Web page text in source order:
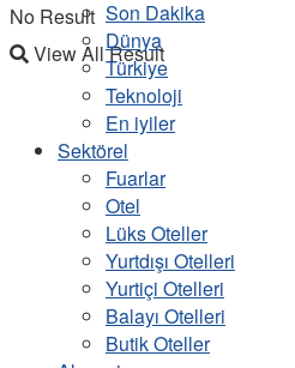
No Result
View All Result
Son Dakika
Dünya
Türkiye
Teknoloji
En iyiler
Sektörel
Fuarlar
Otel
Lüks Oteller
Yurtdışı Otelleri
Yurtiçi Otelleri
Balayı Otelleri
Butik Oteller